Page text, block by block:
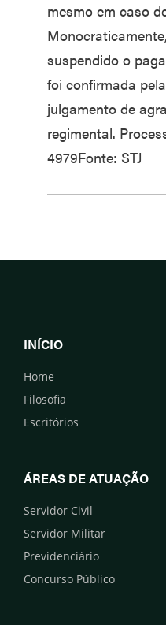
mesmo em caso
suspendido o
foi confirmada
julgamento de
regimental.
4979Fonte: STJ
INÍCIO
Home
Filosofia
Escritórios
ÁREAS DE ATUAÇÃO
Servidor Civil
Servidor Militar
Previdenciário
Concurso Público